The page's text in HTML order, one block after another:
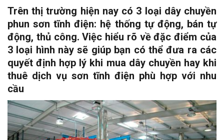
Trên thị trường hiện nay có 3 loại dây chuyền
phun sơn tĩnh điện: hệ thống tự động, bán tự
động, thủ công. Việc hiểu rõ về đặc điểm của
3 loại hình này sẽ giúp bạn có thể đưa ra các
quyết định hợp lý khi mua dây chuyền hay khi
thuê dịch vụ sơn tĩnh điện phù hợp với nhu
cầu